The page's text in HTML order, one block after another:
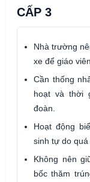
CẤP 3
Nhà trường
xe để giáo
Cần thống
hoạt và thời
đoàn.
Hoạt động
sinh tự do quá
Không nên
bốc thăm